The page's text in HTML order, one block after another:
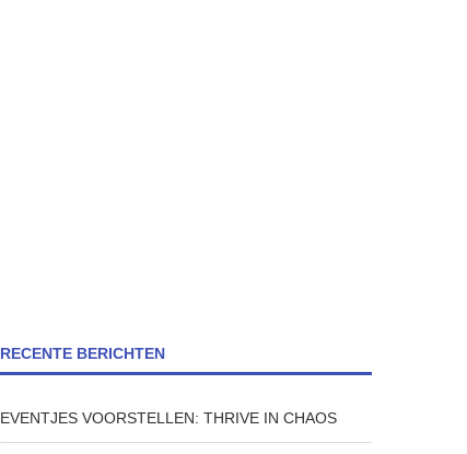
RECENTE BERICHTEN
EVENTJES VOORSTELLEN: THRIVE IN CHAOS